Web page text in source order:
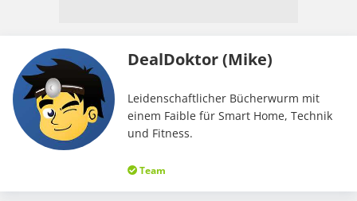
DealDoktor (Mike)
Leidenschaftlicher Bücherwurm mit
einem Faible für Smart Home, Technik
und Fitness.
Team